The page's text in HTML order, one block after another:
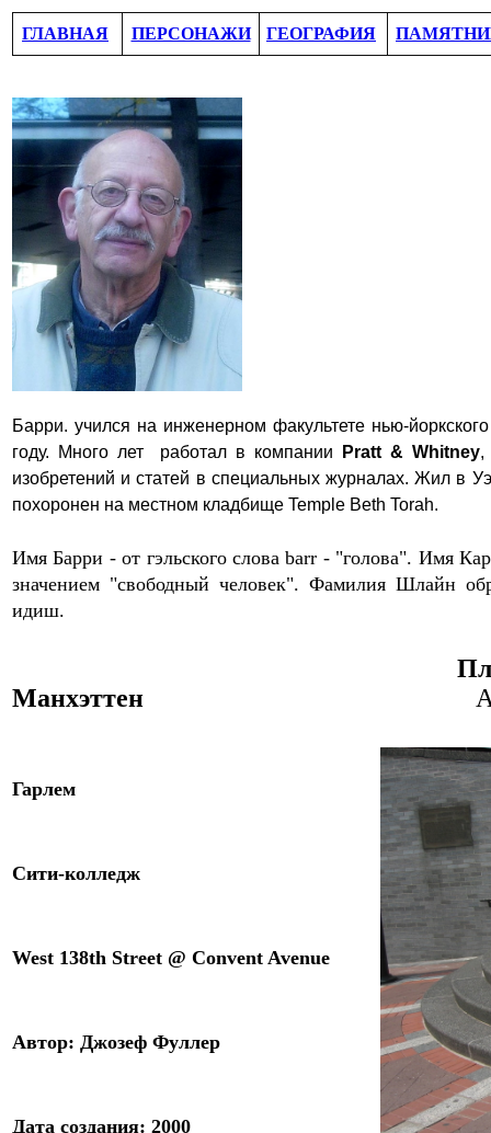
ГЛАВНАЯ ПЕРСОНАЖИ ГЕОГРАФИЯ
Барри. учился на инженерном факультете нью-
году. Много лет работал в компании
Pratt & Whitney,
изобретений и статей в специальных журналах. Жил в
похоронен на местном кладбище Temple Beth Torah.
Имя Барри - от гэльского слова barr - "голова". Имя
значением "свободный человек". Фамилия Шлайн
идиш.
Манхэттен
Гарлем
Сити-колледж
West 138th Street @ Convent Avenue
Автор: Джозеф Фуллер
Дата создания: 2000